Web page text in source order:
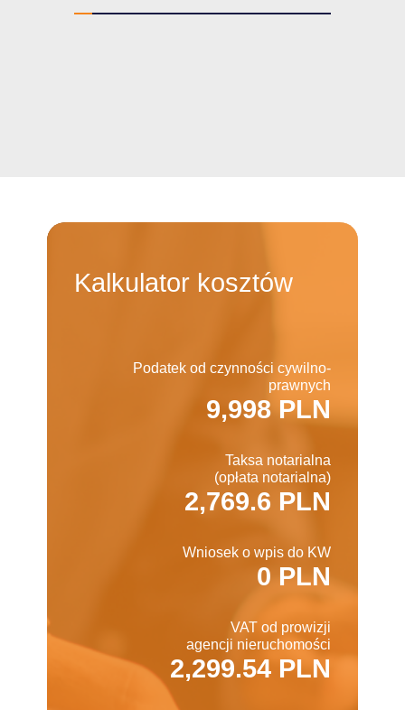
Kalkulator kosztów
Podatek od czynności cywilno-
prawnych
9,998 PLN
Taksa notarialna
(opłata notarialna)
2,769.6 PLN
Wniosek o wpis do KW
0 PLN
VAT od prowizji
agencji nieruchomości
2,299.54 PLN